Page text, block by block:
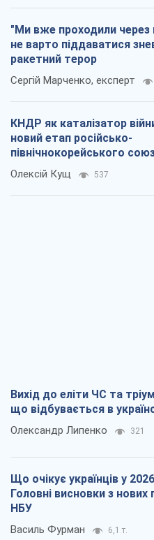
"Ми вже проходили через
не варто піддаватися
ракетний терор
Сергій Марченко, експерт
КНДР як каталізатор
новий етап російсько-
північнокорейського
Олексій Кущ 537
Вихід до еліти ЧС та
що відбувається в
Олександр Липенко 321
Що очікує українців у
Головні висновки з нових
НБУ
Василь Фурман 6,1 т.